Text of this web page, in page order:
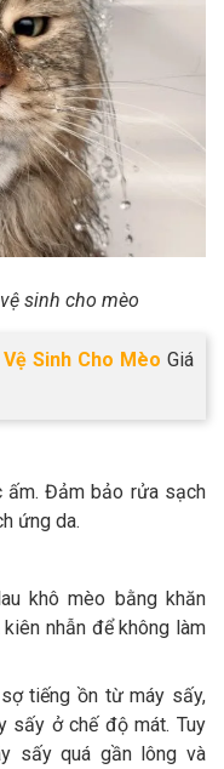
sinh cho mèo
Sinh Cho Mèo Giá
ấm. Đảm bảo rửa sạch
ứng da.
khô mèo bằng khăn
nhẫn để không làm
tiếng ồn từ máy sấy,
sấy ở chế độ mát. Tuy
sấy quá gần lông và